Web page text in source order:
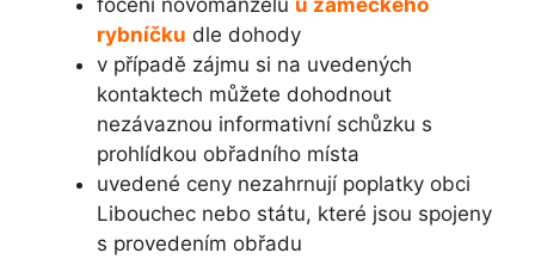
rybníčku dle dohody
v případě zájmu si na uvedených
kontaktech můžete dohodnout
nezávaznou informativní schůzku s
prohlídkou obřadního místa
uvedené ceny nezahrnují poplatky obci
Libouchec nebo státu, které jsou spojeny
s provedením obřadu